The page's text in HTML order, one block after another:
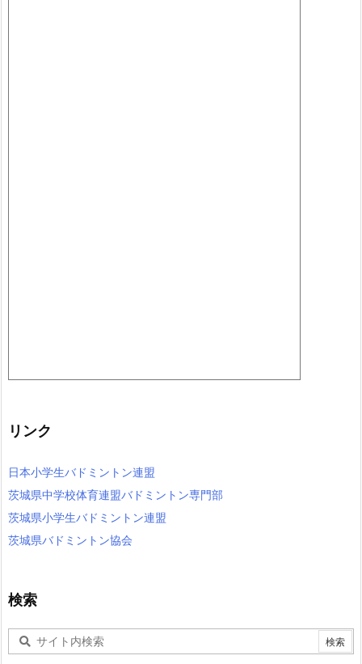
リンク
日本小学生バドミントン連盟
茨城県中学校体育連盟バドミントン専門部
茨城県小学生バドミントン連盟
茨城県バドミントン協会
検索